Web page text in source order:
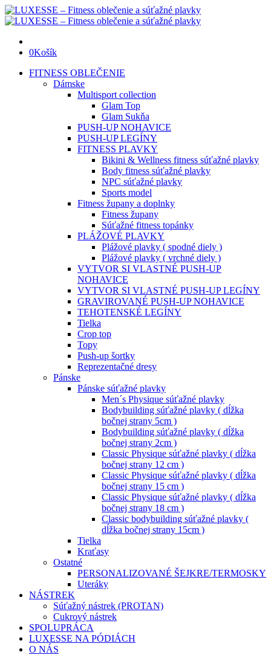
0Košík
FITNESS OBLEČENIE
Dámske
Multisport collection
Glam Top
Glam Sukňa
PUSH-UP NOHAVICE
PUSH-UP LEGÍNY
FITNESS PLAVKY
Bikini & Wellness fitness súťažné plavky
Body fitness súťažné plavky
NPC súťažné plavky
Sports model
Fitness župany a doplnky
Fitness župany
Súťažné fitness topánky
PLÁŽOVÉ PLAVKY
Plážové plavky ( spodné diely )
Plážové plavky ( vrchné diely )
VYTVOR SI VLASTNÉ PUSH-UP
NOHAVICE
VYTVOR SI VLASTNÉ PUSH-UP LEGÍNY
GRAVIROVANÉ PUSH-UP NOHAVICE
TEHOTENSKÉ LEGÍNY
Tielka
Crop top
Topy
Push-up šortky
Reprezentačné dresy
Pánske
Pánske súťažné plavky
Men´s Physique súťažné plavky
Bodybuilding súťažné plavky ( dĺžka
bočnej strany 5cm )
Bodybuilding súťažné plavky ( dĺžka
bočnej strany 2cm )
Classic Physique súťažné plavky ( dĺžka
bočnej strany 12 cm )
Classic Physique súťažné plavky ( dĺžka
bočnej strany 15 cm )
Classic Physique súťažné plavky ( dĺžka
bočnej strany 18 cm )
Classic bodybuilding súťažné plavky (
dĺžka bočnej strany 15cm )
Tielka
Kraťasy
Ostatné
PERSONALIZOVANÉ ŠEJKRE/TERMOSKY
Uteráky
NÁSTREK
Súťažný nástrek (PROTAN)
Cukrový nástrek
SPOLUPRÁCA
LUXESSE NA PÓDIÁCH
O NÁS